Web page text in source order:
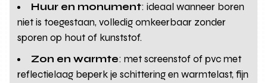
Huur en monument: ideaal wanneer boren
niet is toegestaan, volledig omkeerbaar zonder
sporen op hout of kunststof.
Zon en warmte: met screenstof of pvc met
reflectielaag beperk je schittering en warmtelast, fijn